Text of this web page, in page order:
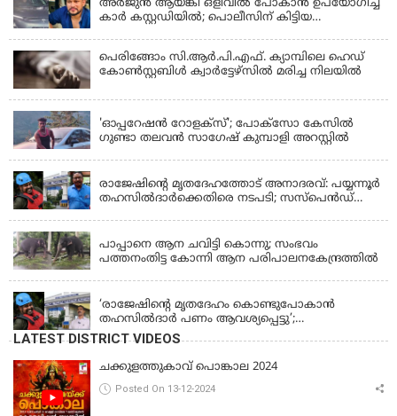
അർജുൻ ആയങ്കി ഒളിവിൽ പോകാൻ ഉപയോഗിച്ച
കാർ കസ്റ്റഡിയിൽ; പൊലീസിന് കിട്ടിയ
പെരിങ്ങോം സി.ആർ.പി.എഫ്. ക്യാമ്പിലെ ഹെഡ്
കോൺസ്റ്റബിൾ ക്വാർട്ടേഴ്സിൽ മരിച്ച നിലയിൽ
'ഓപ്പറേഷൻ റോളക്സ്'; പോക്സോ കേസിൽ
ഗുണ്ടാ തലവൻ സാഗേഷ് കുമ്പാളി അറസ്റ്റിൽ
രാജേഷിന്റെ മൃതദേഹത്തോട് അനാദരവ്: പയ്യന്നൂർ
തഹസിൽദാർക്കെതിരെ നടപടി; സസ്പെൻഡ്
പാപ്പാനെ ആന ചവിട്ടി കൊന്നു; സംഭവം
പത്തനംതിട്ട കോന്നി ആന പരിപാലനകേന്ദ്രത്തിൽ
‘രാജേഷിന്‍റെ മൃതദേഹം കൊണ്ടുപോകാന്‍
തഹസില്‍ദാര്‍ പണം ആവശ്യപ്പെട്ടു’;
ഗുരുതരആരോപണം
LATEST DISTRICT VIDEOS
ചക്കുളത്തുകാവ് പൊങ്കാല 2024
Posted On 13-12-2024